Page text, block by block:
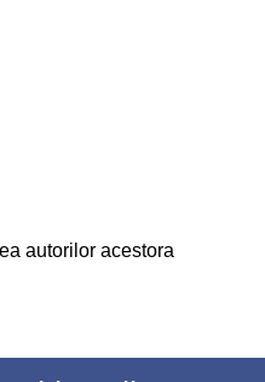
autorilor acestora